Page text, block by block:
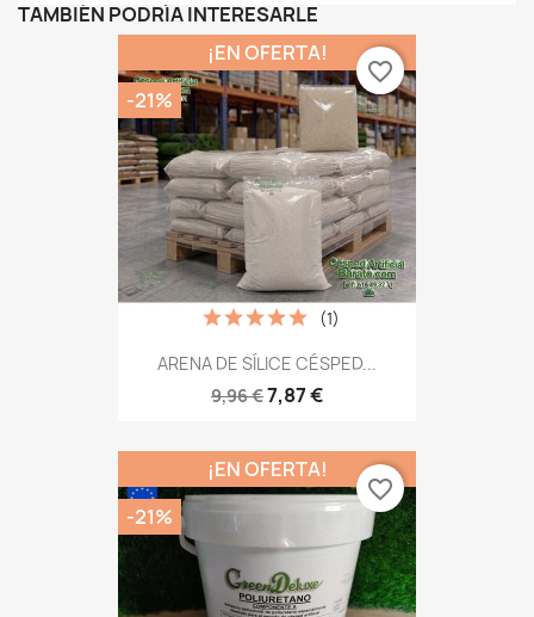
TAMBIÉN PODRÍA INTERESARLE
ARENA DE SÍLICE CÉSPED...
9,96 €7,87 €
(1)
¡EN OFERTA!
-21%
favorite_border
¡EN OFERTA!
-21%
favorite_border